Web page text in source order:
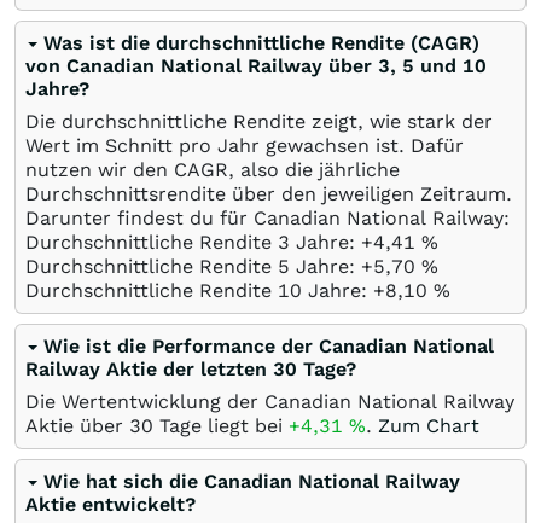
Was ist die durchschnittliche Rendite (CAGR)
von Canadian National Railway über 3, 5 und 10
Jahre?
Die durchschnittliche Rendite zeigt, wie stark der
Wert im Schnitt pro Jahr gewachsen ist. Dafür
nutzen wir den CAGR, also die jährliche
Durchschnittsrendite über den jeweiligen Zeitraum.
Darunter findest du für Canadian National Railway:
Durchschnittliche Rendite 3 Jahre: +4,41 %
Durchschnittliche Rendite 5 Jahre: +5,70 %
Durchschnittliche Rendite 10 Jahre: +8,10 %
Wie ist die Performance der Canadian National
Railway Aktie der letzten 30 Tage?
Die Wertentwicklung der Canadian National Railway
Aktie über 30 Tage liegt bei +4,31 %. Zum Chart
Wie hat sich die Canadian National Railway
Aktie entwickelt?